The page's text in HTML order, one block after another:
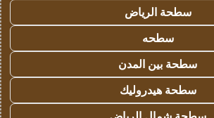
سطحة الرياض
سطحه
سطحة بين المدن
سطحة هيدروليك